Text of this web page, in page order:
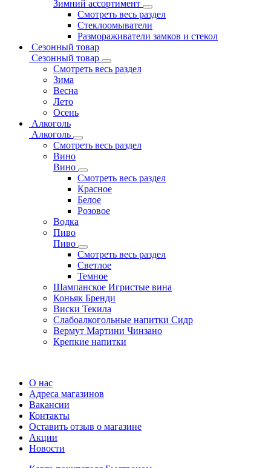
Зимний ассортимент
Смотреть весь раздел
Стеклоомыватели
Размораживатели замков и стекол
Сезонный товар
Сезонный товар
Смотреть весь раздел
Зима
Весна
Лето
Осень
Алкоголь
Алкоголь
Смотреть весь раздел
Вино
Вино
Смотреть весь раздел
Красное
Белое
Розовое
Водка
Пиво
Пиво
Смотреть весь раздел
Cветлое
Темное
Шампанское Игристые вина
Коньяк Бренди
Виски Текила
Слабоалкогольные напитки Сидр
Вермут Мартини Чинзано
Крепкие напитки
О нас
Адреса магазинов
Вакансии
Контакты
Оставить отзыв о магазине
Акции
Новости